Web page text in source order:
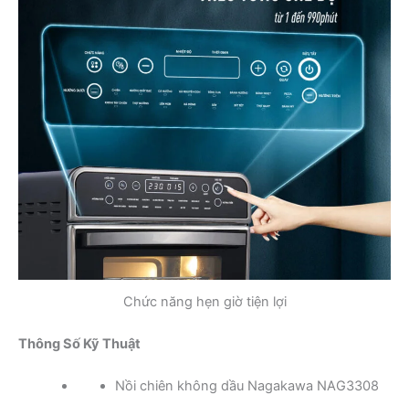
Chức năng hẹn giờ tiện lợi
Thông Số Kỹ Thuật
Nồi chiên không dầu Nagakawa NAG3308